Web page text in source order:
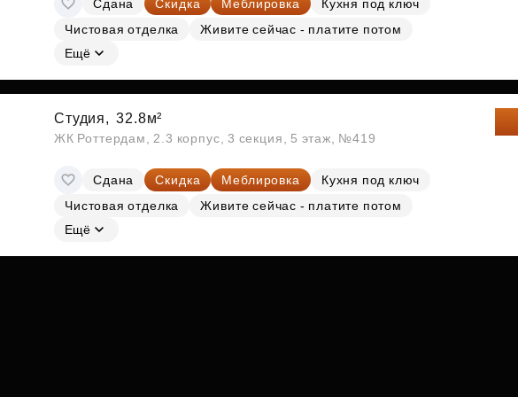
Субсидии
Сдана Скидка Меблировка
Кухня под ключ
Чистовая отделка
Живите сейчас - платите потом
Ещё
Студия, 32.8м²
ЖК Роттердам, 2.3 корпус, 3 секция, 5 этаж, №419
Сдана Скидка Меблировка
Кухня под ключ
Чистовая отделка
Живите сейчас - платите потом
Ещё